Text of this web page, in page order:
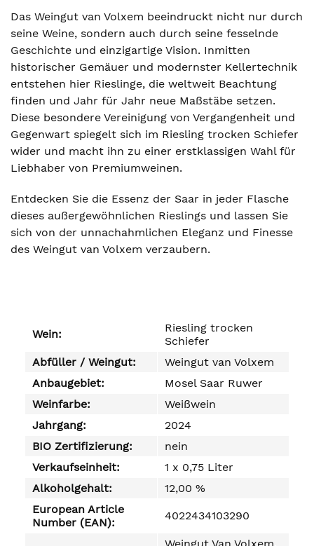
Das Weingut van Volxem beeindruckt nicht nur durch
seine Weine, sondern auch durch seine fesselnde
Geschichte und einzigartige Vision. Inmitten
historischer Gemäuer und modernster Kellertechnik
entstehen hier Rieslinge, die weltweit Beachtung
finden und Jahr für Jahr neue Maßstäbe setzen.
Diese besondere Vereinigung von Vergangenheit und
Gegenwart spiegelt sich im Riesling trocken Schiefer
wider und macht ihn zu einer erstklassigen Wahl für
Liebhaber von Premiumweinen.
Entdecken Sie die Essenz der Saar in jeder Flasche
dieses außergewöhnlichen Rieslings und lassen Sie
sich von der unnachahmlichen Eleganz und Finesse
des Weingut van Volxem verzaubern.
Wein:
Riesling trocken
Schiefer
Abfüller / Weingut:
Weingut van Volxem
Anbaugebiet:
Mosel Saar Ruwer
Weinfarbe:
Weißwein
Jahrgang:
2024
BIO Zertifizierung:
nein
Verkaufseinheit:
1 x 0,75 Liter
Alkoholgehalt:
12,00 %
European Article
Number (EAN):
4022434103290